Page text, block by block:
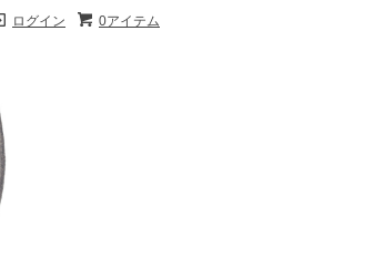
0アイテム
ログイン